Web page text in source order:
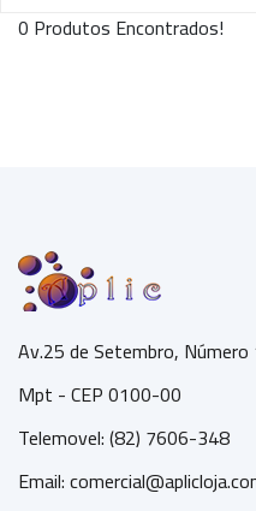
0 Produtos Encontrados!
Av.25 de Setembro,
Mpt - CEP 0100-00
Telemovel: (82) 7606-348
Email: